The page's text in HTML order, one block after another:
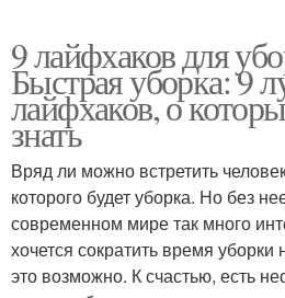
9 лайфхаков для
Быстрая уборка: 9
лайфхаков, о
знать
Вряд ли можно встретить
которого будет уборка. Но без
современном мире так много
хочется сократить время уборки
это возможно. К счастью, есть